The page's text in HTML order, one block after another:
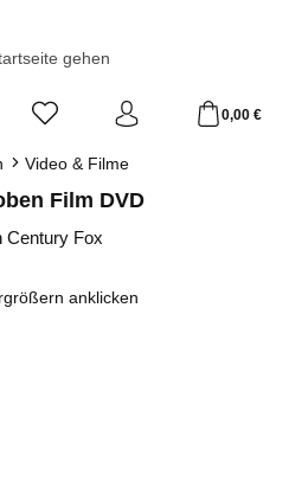
0,00 €
Video & Filme
Film DVD
Century Fox
anklicken